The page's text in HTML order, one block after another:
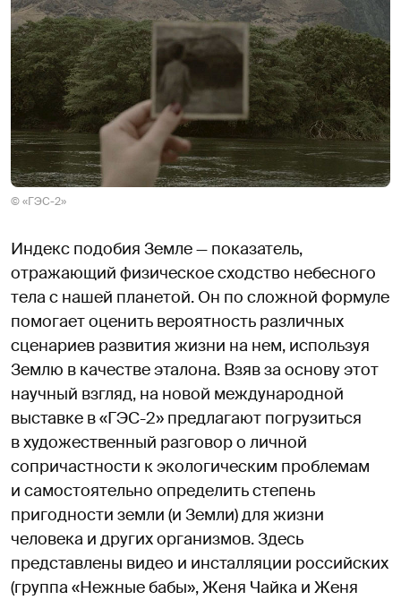
© «ГЭС-2»
Индекс подобия Земле — показатель,
отражающий физическое сходство небесного
тела с нашей планетой. Он по сложной формуле
помогает оценить вероятность различных
сценариев развития жизни на нем, используя
Землю в качестве эталона. Взяв за основу этот
научный взгляд, на новой международной
выставке в «ГЭС-2» предлагают погрузиться
в художественный разговор о личной
сопричастности к экологическим проблемам
и самостоятельно определить степень
пригодности земли (и Земли) для жизни
человека и других организмов. Здесь
представлены видео и инсталляции российских
(группа «Нежные бабы», Женя Чайка и Женя